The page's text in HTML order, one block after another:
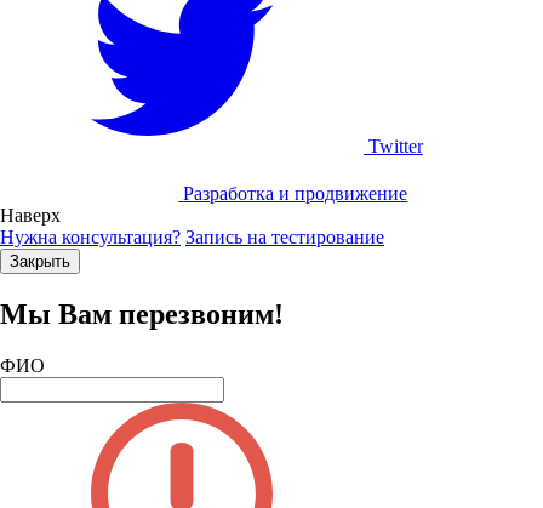
Twitter
Разработка и продвижение
Наверх
Нужна консультация? Запись на тестирование
Закрыть
Мы Вам перезвоним!
ФИО